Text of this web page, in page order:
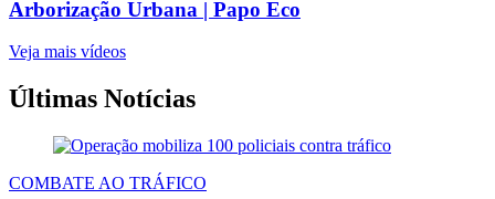
Arborização Urbana | Papo Eco
Veja mais vídeos
Últimas Notícias
COMBATE AO TRÁFICO